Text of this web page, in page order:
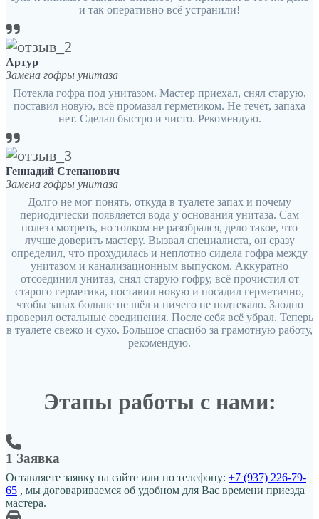
и так оперативно всё устранили!
Артур
Замена гофры унитаза
Потекла гофра под унитазом. Мастер приехал, снял старую,
поставил новую, всё промазал герметиком. Не течёт, запаха
нет. Сделал быстро и чисто. Рекомендую.
Геннадий Степанович
Замена гофры унитаза
Долго не мог понять, откуда в туалете запах и почему
периодически появляется вода у основания унитаза. Сам
полез смотреть, но толком не разобрался, дело такое, что
лучше доверить мастеру. Вызвал специалиста, он сразу
определил, что прохудилась и неплотно сидела гофра между
унитазом и канализационным выпуском. Аккуратно
отсоединил унитаз, снял старую гофру, всё прочистил от
старого герметика, поставил новую и посадил герметично,
чтобы запах больше не шёл и ничего не подтекало. Заодно
проверил остальные соединения. После себя всё убрал. Теперь
в туалете свежо и сухо. Большое спасибо за грамотную работу,
рекомендую.
Этапы работы с нами:
1 Заявка
Оставляете заявку на сайте или по телефону: +7 (937) 226-79-
65 , мы договариваемся об удобном для Вас времени приезда
мастера.